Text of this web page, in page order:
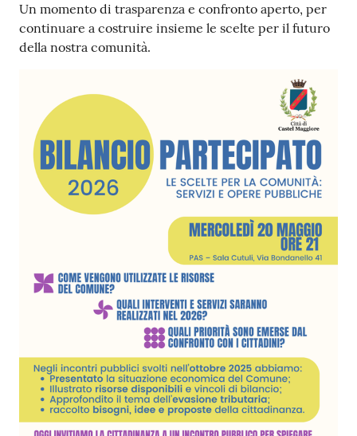
Un momento di trasparenza e confronto aperto, per
continuare a costruire insieme le scelte per il futuro
della nostra comunità.